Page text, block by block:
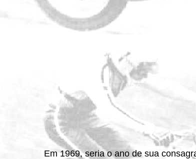
Em 1969, seria o ano de sua